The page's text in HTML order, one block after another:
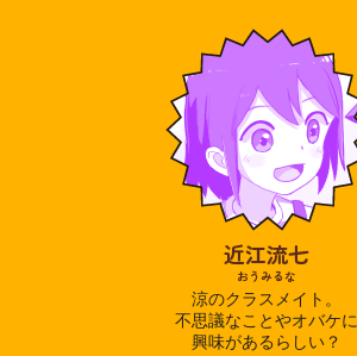
近江流七
おうみるな
涼のクラスメイト。
不思議なことやオバケに
興味があるらしい？